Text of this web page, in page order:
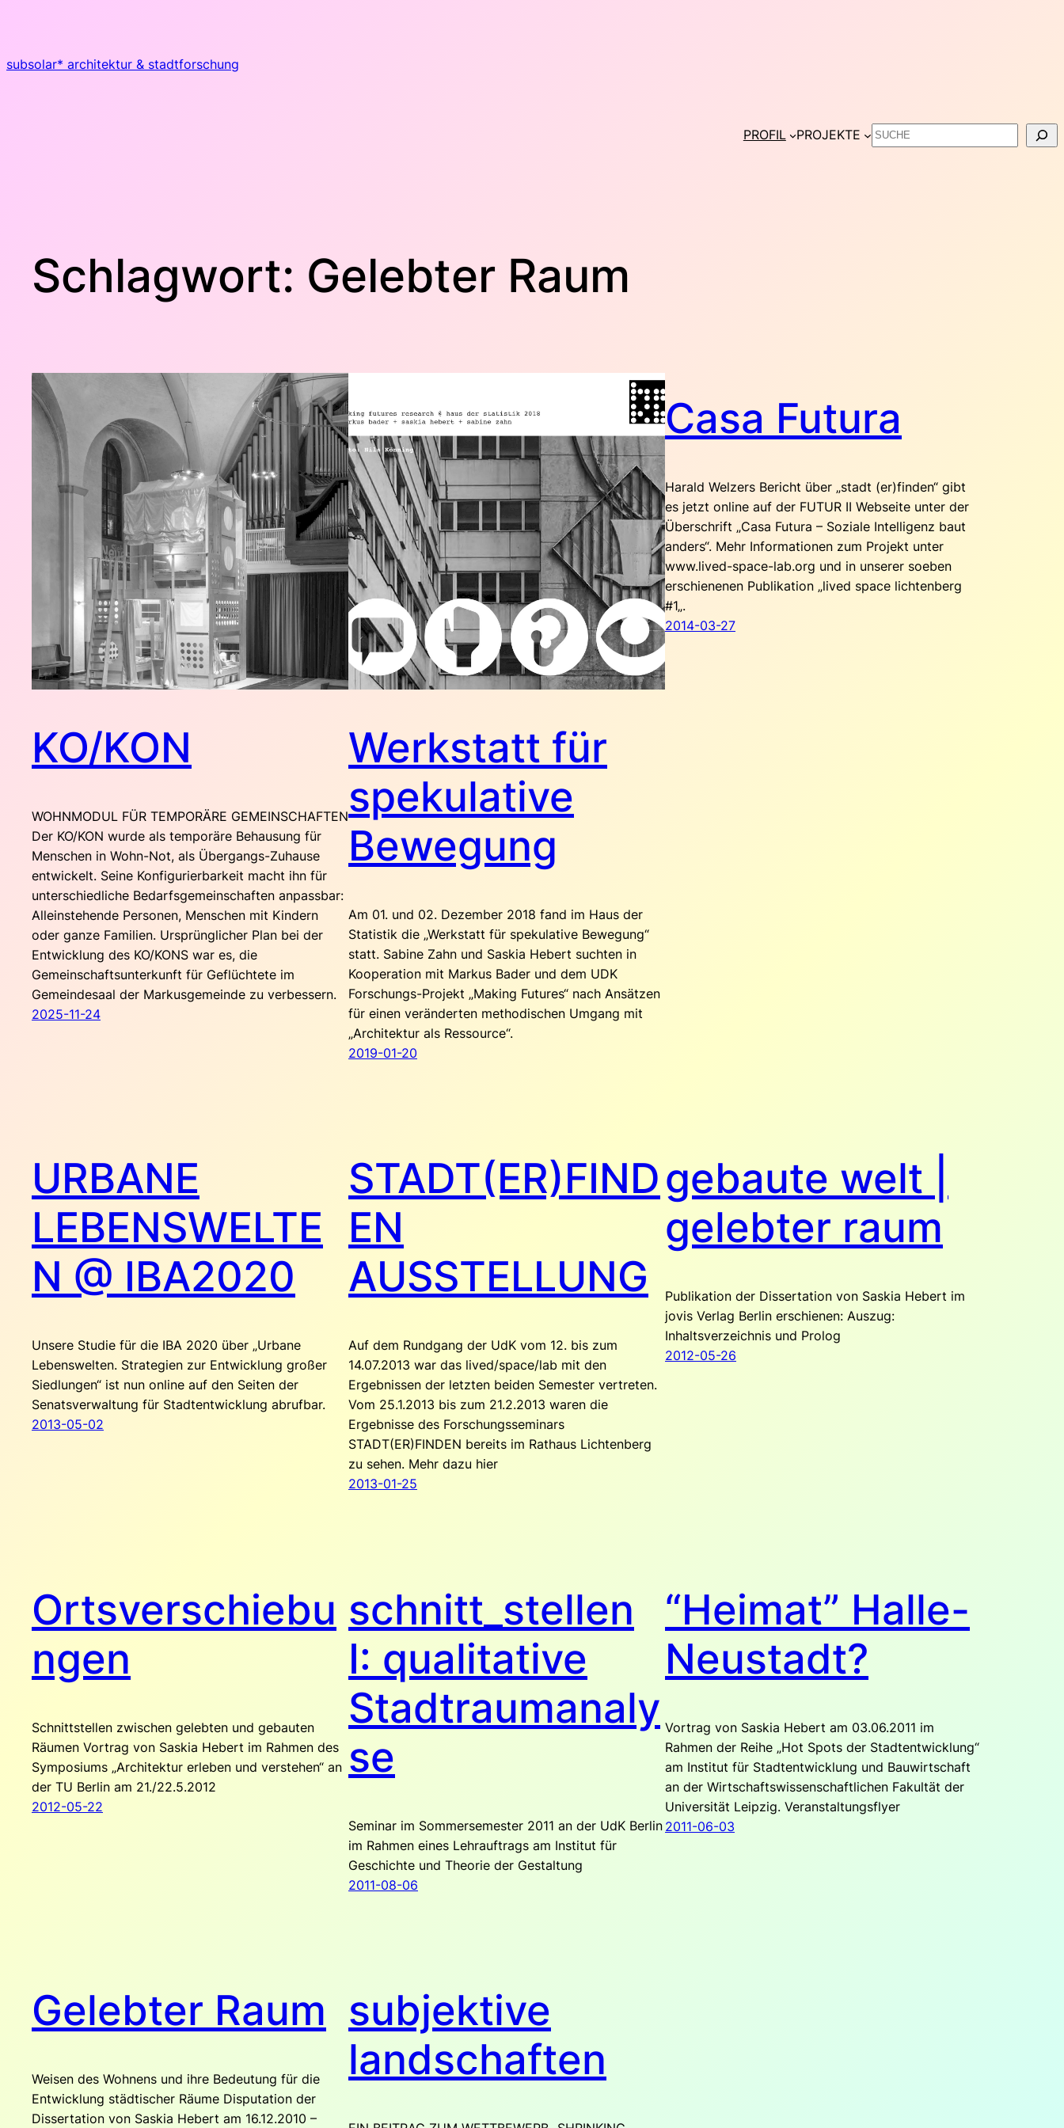
subsolar* architektur & stadtforschung
PROFIL PROJEKTE Suchen
Schlagwort: Gelebter Raum
KO/KON
WOHNMODUL FÜR TEMPORÄRE GEMEINSCHAFTEN
Der KO/KON wurde als temporäre Behausung für
Menschen in Wohn-Not, als Übergangs-Zuhause
entwickelt. Seine Konfigurierbarkeit macht ihn für
unterschiedliche Bedarfsgemeinschaften anpassbar:
Alleinstehende Personen, Menschen mit Kindern
oder ganze Familien. Ursprünglicher Plan bei der
Entwicklung des KO/KONS war es, die
Gemeinschaftsunterkunft für Geflüchtete im
Gemeindesaal der Markusgemeinde zu verbessern.
2025-11-24
Werkstatt für
spekulative
Bewegung
Am 01. und 02. Dezember 2018 fand im Haus der
Statistik die „Werkstatt für spekulative Bewegung“
statt. Sabine Zahn und Saskia Hebert suchten in
Kooperation mit Markus Bader und dem UDK
Forschungs-Projekt „Making Futures“ nach Ansätzen
für einen veränderten methodischen Umgang mit
„Architektur als Ressource“.
2019-01-20
Casa Futura
Harald Welzers Bericht über „stadt (er)finden“ gibt
es jetzt online auf der FUTUR II Webseite unter der
Überschrift „Casa Futura – Soziale Intelligenz baut
anders“. Mehr Informationen zum Projekt unter
www.lived-space-lab.org und in unserer soeben
erschienenen Publikation „lived space lichtenberg
#1„.
2014-03-27
URBANE
LEBENSWELTE
N @ IBA2020
Unsere Studie für die IBA 2020 über „Urbane
Lebenswelten. Strategien zur Entwicklung großer
Siedlungen“ ist nun online auf den Seiten der
Senatsverwaltung für Stadtentwicklung abrufbar.
2013-05-02
STADT(ER)FIND
EN
AUSSTELLUNG
Auf dem Rundgang der UdK vom 12. bis zum
14.07.2013 war das lived/space/lab mit den
Ergebnissen der letzten beiden Semester vertreten.
Vom 25.1.2013 bis zum 21.2.2013 waren die
Ergebnisse des Forschungsseminars
STADT(ER)FINDEN bereits im Rathaus Lichtenberg
zu sehen. Mehr dazu hier
2013-01-25
gebaute welt |
gelebter raum
Publikation der Dissertation von Saskia Hebert im
jovis Verlag Berlin erschienen: Auszug:
Inhaltsverzeichnis und Prolog
2012-05-26
Ortsverschiebu
ngen
Schnittstellen zwischen gelebten und gebauten
Räumen Vortrag von Saskia Hebert im Rahmen des
Symposiums „Architektur erleben und verstehen“ an
der TU Berlin am 21./22.5.2012
2012-05-22
schnitt_stellen
I: qualitative
Stadtraumanaly
se
Seminar im Sommersemester 2011 an der UdK Berlin
im Rahmen eines Lehrauftrags am Institut für
Geschichte und Theorie der Gestaltung
2011-08-06
“Heimat” Halle-
Neustadt?
Vortrag von Saskia Hebert am 03.06.2011 im
Rahmen der Reihe „Hot Spots der Stadtentwicklung“
am Institut für Stadtentwicklung und Bauwirtschaft
an der Wirtschaftswissenschaftlichen Fakultät der
Universität Leipzig. Veranstaltungsflyer
2011-06-03
Gelebter Raum
Weisen des Wohnens und ihre Bedeutung für die
Entwicklung städtischer Räume Disputation der
Dissertation von Saskia Hebert am 16.12.2010 –
subjektive
landschaften